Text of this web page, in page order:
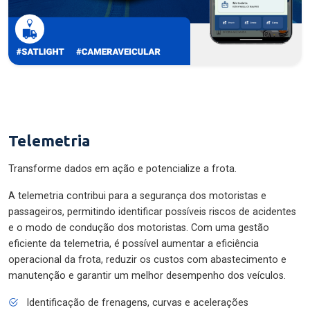
Telemetria
Transforme dados em ação e potencialize a frota.
A telemetria contribui para a segurança dos motoristas e
passageiros, permitindo identificar possíveis riscos de acidentes
e o modo de condução dos motoristas. Com uma gestão
eficiente da telemetria, é possível aumentar a eficiência
operacional da frota, reduzir os custos com abastecimento e
manutenção e garantir um melhor desempenho dos veículos.
Identificação de frenagens, curvas e acelerações